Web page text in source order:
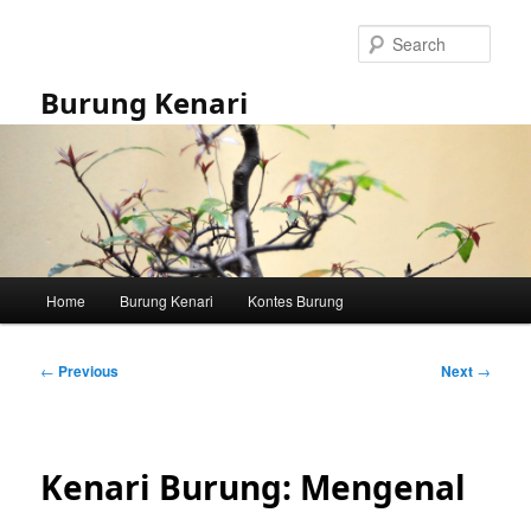
Burung Kenari
Home Burung Kenari Kontes Burung
Post
← Previous Next →
Kenari Burung: Mengenal